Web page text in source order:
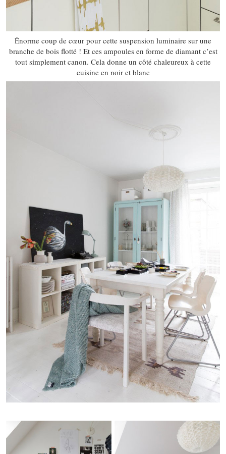
Énorme coup de cœur pour cette suspension luminaire sur une
branche de bois flotté ! Et ces ampoules en forme de diamant c’est
tout simplement canon. Cela donne un côté chaleureux à cette
cuisine en noir et blanc